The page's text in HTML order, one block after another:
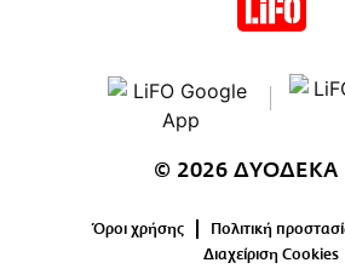
© 2026 ΔΥΟΔΕΚΑ
Όροι χρήσης
Πολιτική
Διαχείριση Cookies